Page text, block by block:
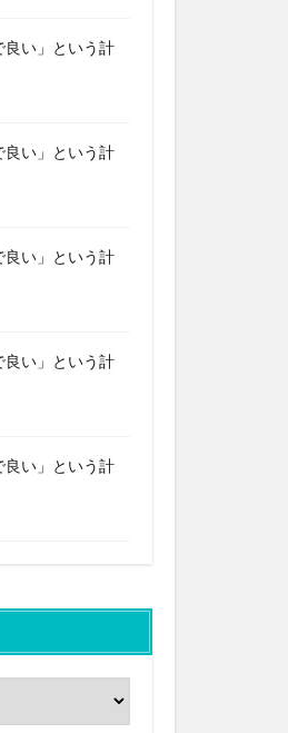
良い」という計
良い」という計
良い」という計
良い」という計
良い」という計